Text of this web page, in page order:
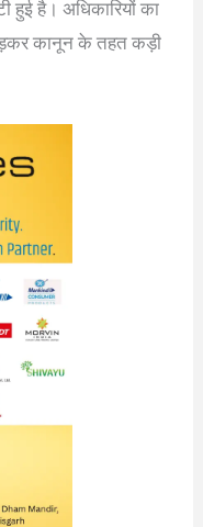
हुई है। अधिकारियों का
कानून के तहत कड़ी